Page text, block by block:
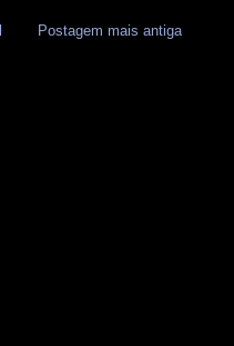
Postagem mais antiga